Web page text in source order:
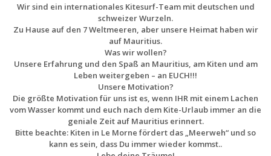
Wir sind ein internationales Kitesurf-Team mit deutschen und
schweizer Wurzeln.
Zu Hause auf den 7 Weltmeeren, aber unsere Heimat haben wir
auf Mauritius.
Was wir wollen?
Unsere Erfahrung und den Spaß an Mauritius, am Kiten und am
Leben weitergeben – an EUCH!!!
Unsere Motivation?
Die größte Motivation für uns ist es, wenn IHR mit einem Lachen
vom Wasser kommt und euch nach dem Kite-Urlaub immer an die
geniale Zeit auf Mauritius erinnert.
Bitte beachte: Kiten in Le Morne fördert das „Meerweh“ und so
kann es sein, dass Du immer wieder kommst..